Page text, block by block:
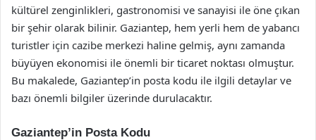
kültürel zenginlikleri, gastronomisi ve sanayisi ile öne çıkan
bir şehir olarak bilinir. Gaziantep, hem yerli hem de yabancı
turistler için cazibe merkezi haline gelmiş, aynı zamanda
büyüyen ekonomisi ile önemli bir ticaret noktası olmuştur.
Bu makalede, Gaziantep’in posta kodu ile ilgili detaylar ve
bazı önemli bilgiler üzerinde durulacaktır.
Gaziantep’in Posta Kodu